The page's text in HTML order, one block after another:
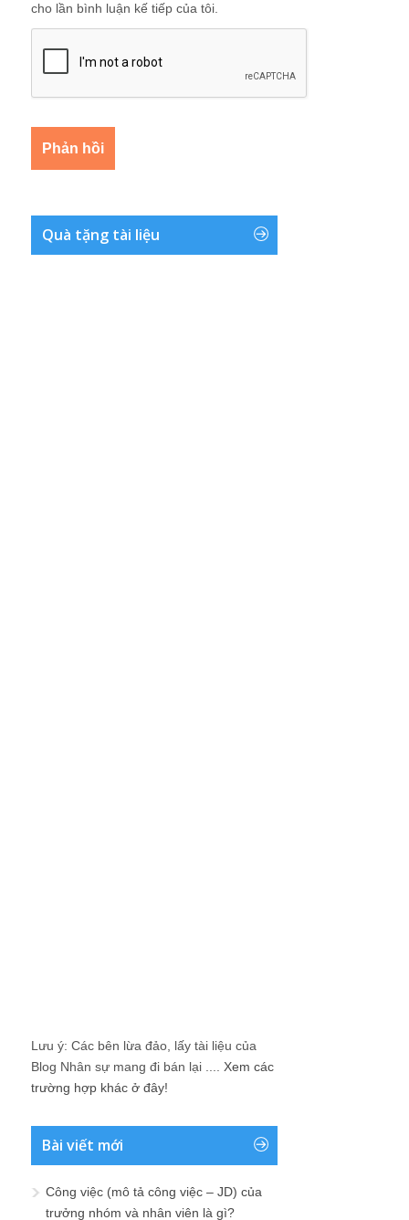
cho lần bình luận kế tiếp của tôi.
Quà tặng tài liệu
Lưu ý: Các bên lừa đảo, lấy tài liệu của
Blog Nhân sự mang đi bán lại .... Xem các
trường hợp khác ở đây!
Bài viết mới
Công việc (mô tả công việc – JD) của
trưởng nhóm và nhân viên là gì?